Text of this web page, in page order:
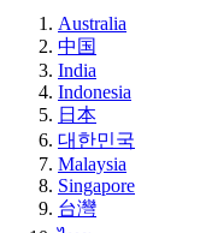
Australia
中国
India
Indonesia
日本
대한민국
Malaysia
Singapore
台灣